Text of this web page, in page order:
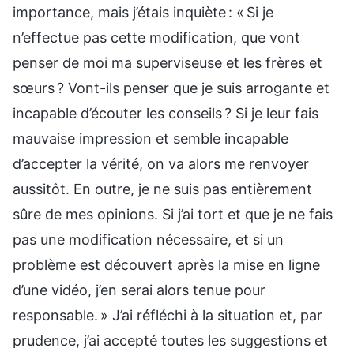
importance, mais j’étais inquiète : « Si je
n’effectue pas cette modification, que vont
penser de moi ma superviseuse et les frères et
sœurs ? Vont-ils penser que je suis arrogante et
incapable d’écouter les conseils ? Si je leur fais
mauvaise impression et semble incapable
d’accepter la vérité, on va alors me renvoyer
aussitôt. En outre, je ne suis pas entièrement
sûre de mes opinions. Si j’ai tort et que je ne fais
pas une modification nécessaire, et si un
problème est découvert après la mise en ligne
d’une vidéo, j’en serai alors tenue pour
responsable. » J’ai réfléchi à la situation et, par
prudence, j’ai accepté toutes les suggestions et